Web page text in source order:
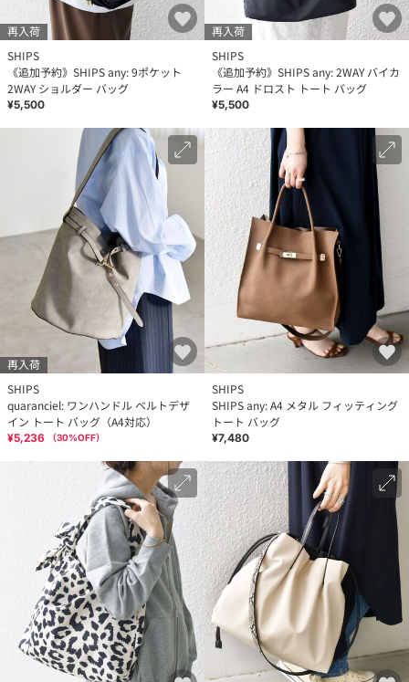
再入荷
SHIPS
《追加予約》SHIPS any: 9ポケット
2WAY ショルダー バッグ
¥5,500
再入荷
SHIPS
《追加予約》SHIPS any: 2WAY バイカ
ラー A4 ドロスト トート バッグ
¥5,500
再入荷
SHIPS
quaranciel: ワンハンドル ベルトデザ
イン トート バッグ（A4対応）
¥5,236 （30%OFF）
SHIPS
SHIPS any: A4 メタル フィッティング
トート バッグ
¥7,480